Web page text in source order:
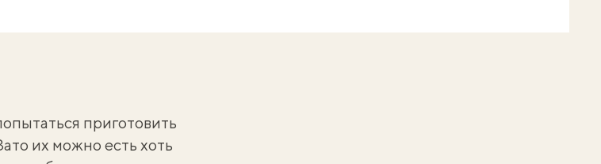
приготовить
их можно есть хоть